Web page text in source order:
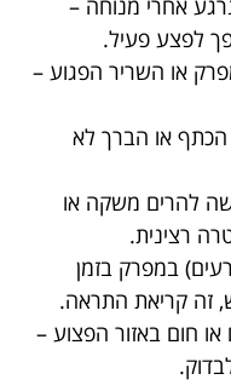
אחרי מנוחה –
לפצע פעיל.
או השריר הפגוע –
הכתף או הברך לא
להרים משקה או
רצינית.
במפרק בזמן
זה קריאת התראה.
חום באזור הפצוע –